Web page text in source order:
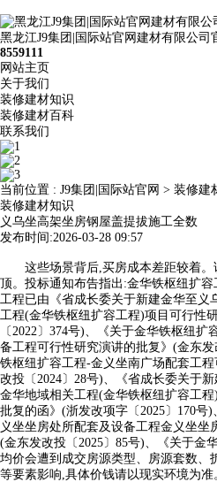
黑龙江J9集团|国际站官网建材有限公司
8559111
网站主页
关于我们
装修建材知识
装修建材百科
联系我们
当前位置 : J9集团|国际站官网 > 装修建
装修建材知识
义乌坐高架坐房钢屋盖提拔施工全数
发布时间:2026-03-28 09:57
这些场景背后,买房成本差距较着。
顶。投标通知布告指出:金华铁枢纽扩
工程已由《省成长委关于新建金华至义
工程(金华铁枢纽扩容工程)项目可行性
〔2022〕374号)、《关于金华铁枢纽
备工程可行性研究演讲的批复》(金东
铁枢纽扩容工程-金义坐南广场配套工
改投〔2024〕28号)、《省成长委关于
金华地域相关工程(金华铁枢纽扩容工
批复的函》(浙发改项字〔2025〕170号
义坐坐房处所配套及设备工程金义坐坐
(金东发改投〔2025〕85号)、《关于金
均价会遭到成交房源类型、房源套数、
等要素影响,具体价钱请以现实环境为